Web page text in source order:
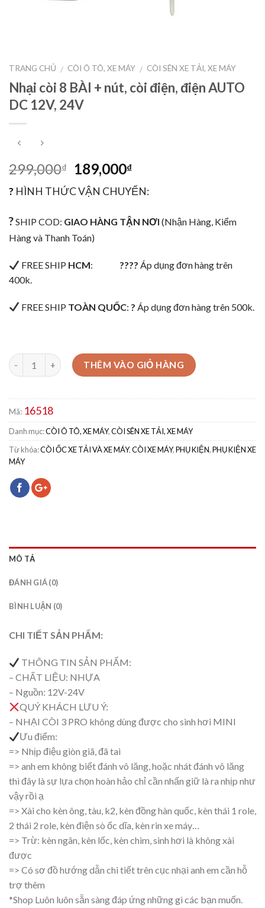
TRANG CHỦ / CÒI Ô TÔ, XE MÁY / CÒI SÊN XE TẢI, XE MÁY
Nhại còi 8 BÀI + nút, còi điện, điện AUTO
DC 12V, 24V
299,000₫ 189,000₫
? HÌNH THỨC VẬN CHUYỂN:
?SHIP COD: GIAO HÀNG TẬN NƠI (Nhận Hàng, Kiểm
Hàng và Thanh Toán)
FREE SHIP HCM: ????Áp dụng đơn hàng trên
400k.
FREE SHIP TOÀN QUỐC: ?Áp dụng đơn hàng trên 500k.
THÊM VÀO GIỎ HÀNG
Mã: 16518
Danh mục:CÒI Ô TÔ, XE MÁY,CÒI SÊN XE TẢI, XE MÁY
Từ khóa:CÒI ỐC XE TẢI VÀ XE MÁY,CÒI XE MÁY,PHỤ KIỆN,PHỤ KIỆN XE
MÁY
MÔ TẢ
ĐÁNH GIÁ (0)
BÌNH LUẬN (0)
CHI TIẾT SẢN PHẨM:
THÔNG TIN SẢN PHẨM:
– CHẤT LIỆU: NHỰA
– Nguồn: 12V-24V
QUÝ KHÁCH LƯU Ý:
– NHẠI CÒI 3 PRO không dùng được cho sinh hơi MINI
Ưu điểm:
=> Nhịp điệu giòn giã, đã tai
=> anh em không biết đánh vô lăng, hoặc nhát đánh vô lăng
thì đây là sự lựa chọn hoàn hảo chỉ cần nhấn giữ là ra nhịp như
vậy rồi ạ
=> Xài cho kèn ông, tàu, k2, kèn đồng hàn quốc, kèn thái 1 role,
2 thái 2 role, kèn điện sò ốc dĩa, kèn rin xe máy…
=> Trừ: kèn ngân, kèn lốc, kèn chim, sinh hơi là không xài
được
=> Có sơ đồ hướng dẫn chi tiết trên cục nhại anh em cần hỗ
trợ thêm
*Shop Luôn luôn sẵn sàng đáp ứng những gì các bạn muốn.